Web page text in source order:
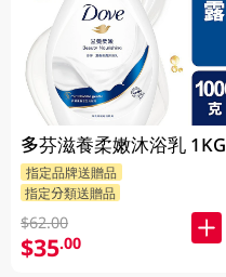
多芬滋養柔嫩沐浴乳 1KG
指定品牌送贈品
指定分類送贈品
$62.00
$35.00